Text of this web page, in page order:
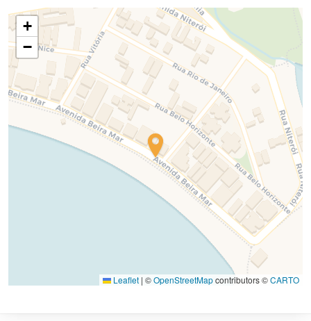
+
−
Leaflet | ©OpenStreetMapcontributors ©CARTO